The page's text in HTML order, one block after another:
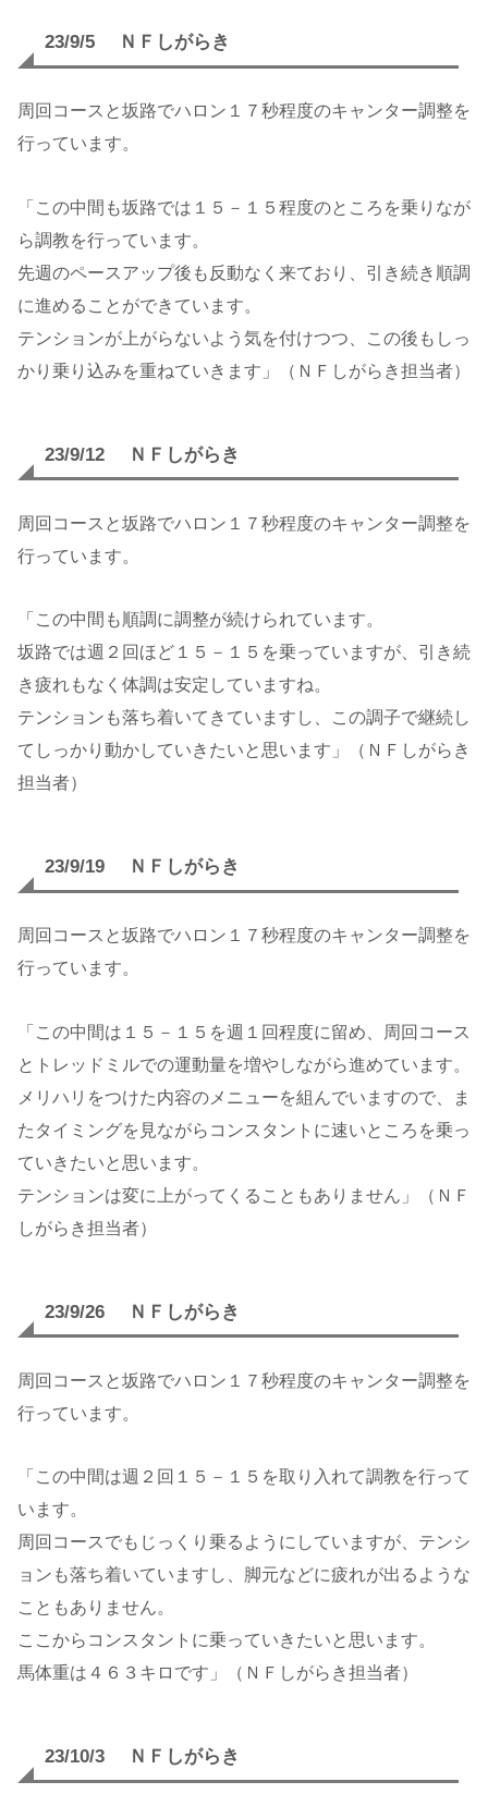
23/9/5 ＮＦしがらき
周回コースと坂路でハロン１７秒程度のキャンター調整を
行っています。
「この中間も坂路では１５－１５程度のところを乗りなが
ら調教を行っています。
先週のペースアップ後も反動なく来ており、引き続き順調
に進めることができています。
テンションが上がらないよう気を付けつつ、この後もしっ
かり乗り込みを重ねていきます」（ＮＦしがらき担当者）
23/9/12 ＮＦしがらき
周回コースと坂路でハロン１７秒程度のキャンター調整を
行っています。
「この中間も順調に調整が続けられています。
坂路では週２回ほど１５－１５を乗っていますが、引き続
き疲れもなく体調は安定していますね。
テンションも落ち着いてきていますし、この調子で継続し
てしっかり動かしていきたいと思います」（ＮＦしがらき
担当者）
23/9/19 ＮＦしがらき
周回コースと坂路でハロン１７秒程度のキャンター調整を
行っています。
「この中間は１５－１５を週１回程度に留め、周回コース
とトレッドミルでの運動量を増やしながら進めています。
メリハリをつけた内容のメニューを組んでいますので、ま
たタイミングを見ながらコンスタントに速いところを乗っ
ていきたいと思います。
テンションは変に上がってくることもありません」（ＮＦ
しがらき担当者）
23/9/26 ＮＦしがらき
周回コースと坂路でハロン１７秒程度のキャンター調整を
行っています。
「この中間は週２回１５－１５を取り入れて調教を行って
います。
周回コースでもじっくり乗るようにしていますが、テンシ
ョンも落ち着いていますし、脚元などに疲れが出るような
こともありません。
ここからコンスタントに乗っていきたいと思います。
馬体重は４６３キロです」（ＮＦしがらき担当者）
23/10/3 ＮＦしがらき